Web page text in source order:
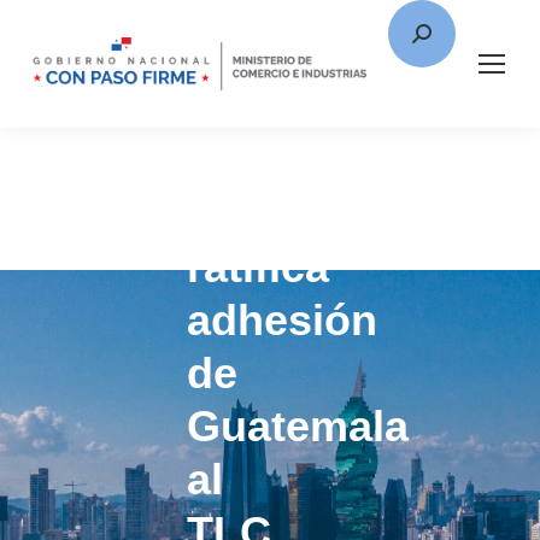
ratifica
adhesión
de
Guatemala
al